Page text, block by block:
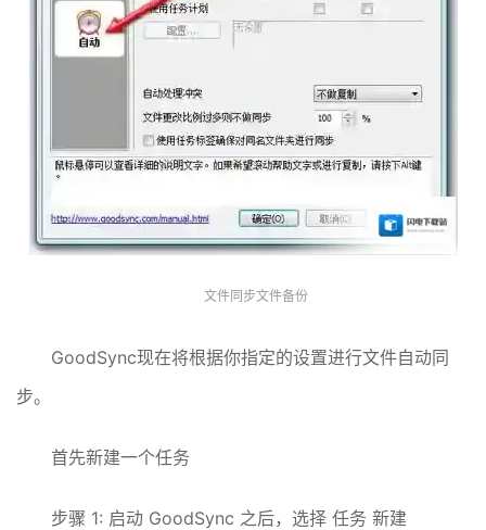
文件同步文件备份
GoodSync现在将根据你指定的设置进行文件自动同
步。
首先新建一个任务
步骤 1: 启动 GoodSync 之后，选择 任务 新建